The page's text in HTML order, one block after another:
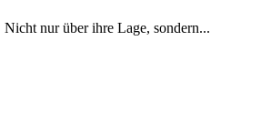
nur über ihre Lage, sondern...